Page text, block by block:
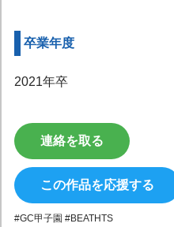
卒業年度
2021年卒
連絡を取る
この作品を応援する
#GC甲子園 #BEATHTS